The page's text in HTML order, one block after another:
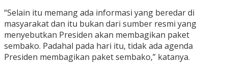
“Selain itu memang ada informasi yang beredar di
masyarakat dan itu bukan dari sumber resmi yang
menyebutkan Presiden akan membagikan paket
sembako. Padahal pada hari itu, tidak ada agenda
Presiden membagikan paket sembako,” katanya.